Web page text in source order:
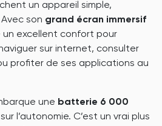
un appareil simple,
son grand écran immersif
un excellent confort pour
sur internet, consulter
profiter de ses applications au
une batterie 6 000
l’autonomie. C’est un vrai plus